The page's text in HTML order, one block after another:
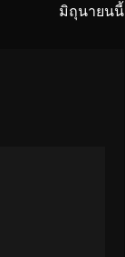
มิถุนายนนี้